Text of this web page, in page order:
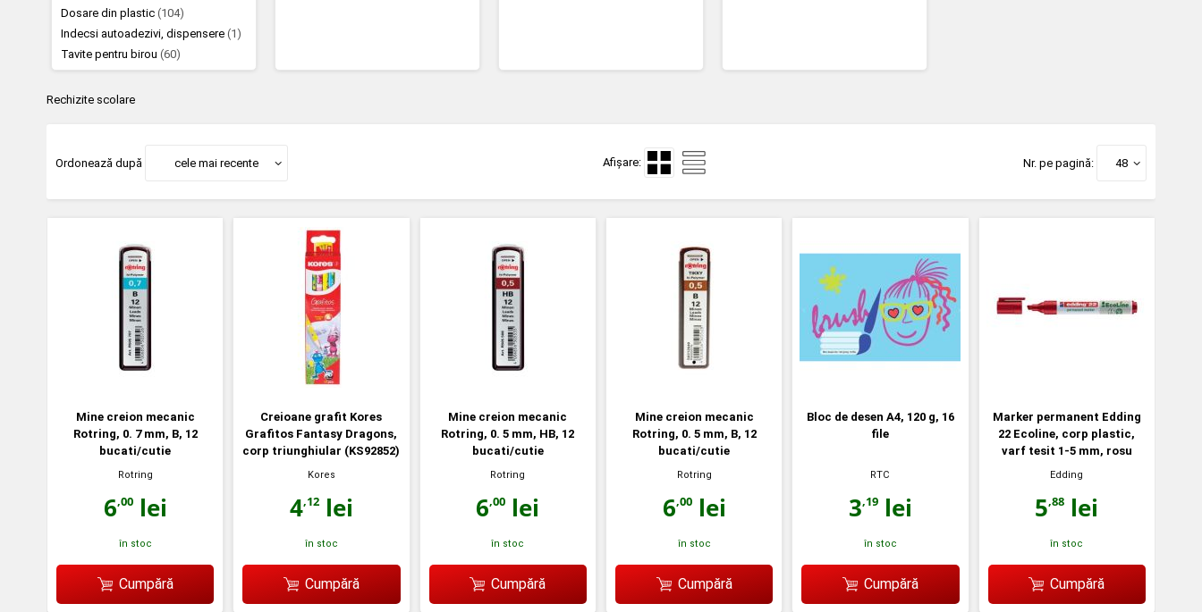
Dosare din plastic(104)
Indecsi autoadezivi, dispensere(1)
Tavite pentru birou(60)
Rechizite scolare
Ordonează după cele mai recente Afișare: Nr. pe pagină: 48
Mine creion mecanic
Rotring, 0. 7 mm, B, 12
bucati/cutie
Rotring
6,00lei
în stoc
Cumpără
Creioane grafit Kores
Grafitos Fantasy Dragons,
corp triunghiular (KS92852)
Kores
4,12lei
în stoc
Cumpără
Mine creion mecanic
Rotring, 0. 5 mm, HB, 12
bucati/cutie
Rotring
6,00 lei
în stoc
Cumpără
Mine creion mecanic
Rotring, 0. 5 mm, B, 12
bucati/cutie
Rotring
6,00lei
în stoc
Cumpără
Bloc de desen A4, 120 g, 16
file
RTC
3,19lei
în stoc
Cumpără
Marker permanent Edding
22 Ecoline, corp plastic,
varf tesit 1-5 mm, rosu
Edding
5,88 lei
în stoc
Cumpără